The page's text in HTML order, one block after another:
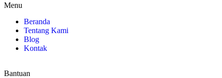
Menu
Beranda
Tentang Kami
Blog
Kontak
Bantuan